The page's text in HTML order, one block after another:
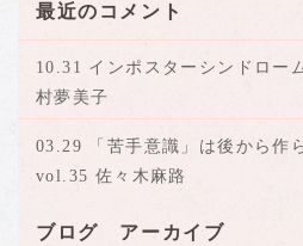
最近のコメント
10.31 インポスターシンドロ
村夢美子
03.29 「苦手意識」は後から作
vol.35 佐々木麻路
ブログ アーカイブ